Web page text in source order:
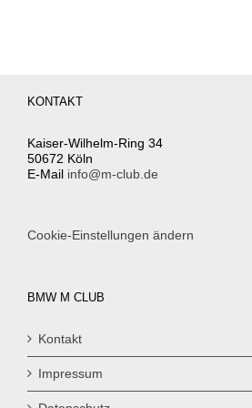
KONTAKT
Kaiser-Wilhelm-Ring 34
50672 Köln
E-Mail info@m-club.de
Cookie-Einstellungen ändern
BMW M CLUB
Kontakt
Impressum